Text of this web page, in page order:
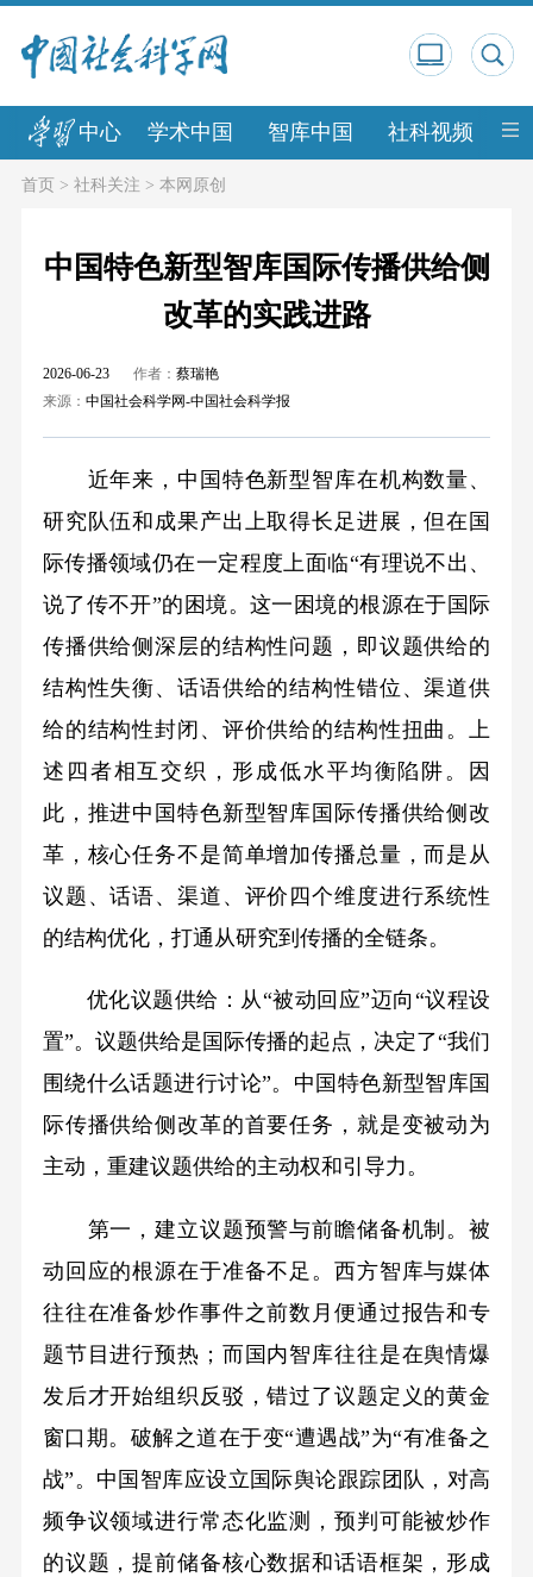
中心 学术中国 智库中国 社科视频 中
首页> 社科关注 > 本网原创
中国特色新型智库国际传播供给侧
改革的实践进路
2026-06-23 作者： 蔡瑞艳
来源： 中国社会科学网-中国社会科学报
近年来，中国特色新型智库在机构数量、
研究队伍和成果产出上取得长足进展，但在国
际传播领域仍在一定程度上面临“有理说不出、
说了传不开”的困境。这一困境的根源在于国际
传播供给侧深层的结构性问题，即议题供给的
结构性失衡、话语供给的结构性错位、渠道供
给的结构性封闭、评价供给的结构性扭曲。上
述四者相互交织，形成低水平均衡陷阱。因
此，推进中国特色新型智库国际传播供给侧改
革，核心任务不是简单增加传播总量，而是从
议题、话语、渠道、评价四个维度进行系统性
的结构优化，打通从研究到传播的全链条。
优化议题供给：从“被动回应”迈向“议程设
置”。议题供给是国际传播的起点，决定了“我们
围绕什么话题进行讨论”。中国特色新型智库国
际传播供给侧改革的首要任务，就是变被动为
主动，重建议题供给的主动权和引导力。
第一，建立议题预警与前瞻储备机制。被
动回应的根源在于准备不足。西方智库与媒体
往往在准备炒作事件之前数月便通过报告和专
题节目进行预热；而国内智库往往是在舆情爆
发后才开始组织反驳，错过了议题定义的黄金
窗口期。破解之道在于变“遭遇战”为“有准备之
战”。中国智库应设立国际舆论跟踪团队，对高
频争议领域进行常态化监测，预判可能被炒作
的议题，提前储备核心数据和话语框架，形成